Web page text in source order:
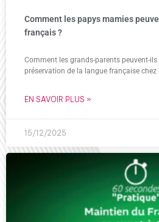
Comment les papys mamies
français ?
Comment les grands-parents peuvent-
préservation de la langue française chez
EN SAVOIR PLUS »
15/12/2025